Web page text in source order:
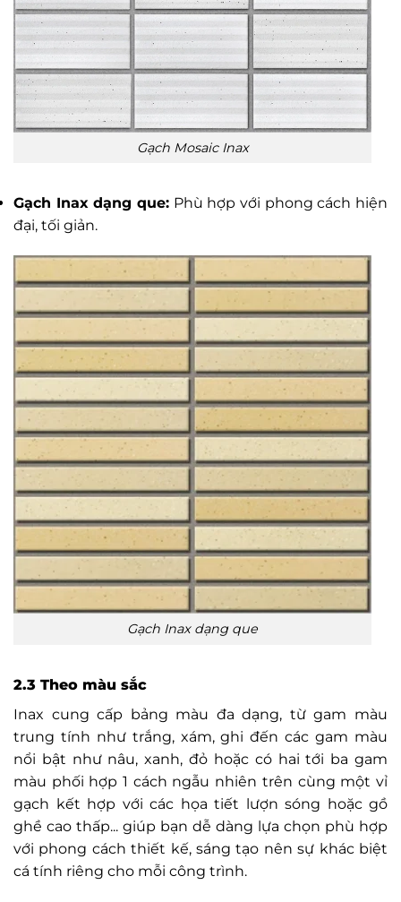
Gạch Mosaic Inax
Gạch Inax dạng que: Phù hợp với phong cách hiện
đại, tối giản.
Gạch Inax dạng que
2.3 Theo màu sắc
Inax cung cấp bảng màu đa dạng, từ gam màu
trung tính như trắng, xám, ghi đến các gam màu
nổi bật như nâu, xanh, đỏ hoặc có hai tới ba gam
màu phối hợp 1 cách ngẫu nhiên trên cùng một vỉ
gạch kết hợp với các họa tiết lượn sóng hoặc gồ
ghề cao thấp... giúp bạn dễ dàng lựa chọn phù hợp
với phong cách thiết kế, sáng tạo nên sự khác biệt
cá tính riêng cho mỗi công trình.